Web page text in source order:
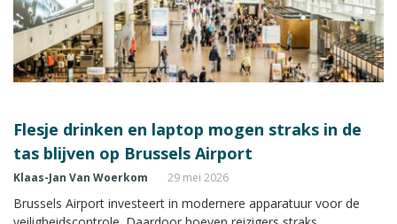
Flesje drinken en laptop mogen straks in de
tas blijven op Brussels Airport
Klaas-Jan Van Woerkom 29 mei 2026
Brussels Airport investeert in modernere apparatuur voor de